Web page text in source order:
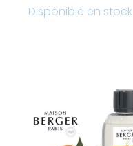
Disponible en stock